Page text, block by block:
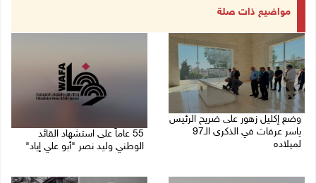
مواضيع ذات صلة
وضع إكليل زهور على ضريح الرئيس
ياسر عرفات في الذكرى الـ97
لميلاده
55 عاماً على استشهاد القائد
الوطني وليد نصر "أبو علي إياد"